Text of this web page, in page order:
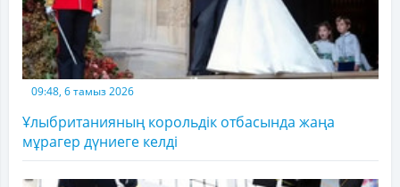
09:48, 6 тамыз 2026
Ұлыбританияның корольдік отбасында жаңа
мұрагер дүниеге келді